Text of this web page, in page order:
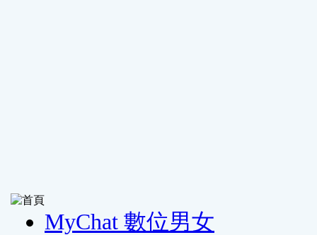
MyChat 數位男女